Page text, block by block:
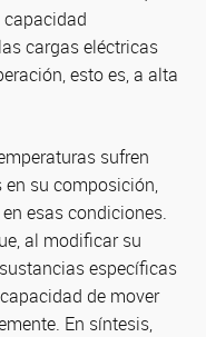
cargas eléctricas
esto es, a alta
sufren
su composición,
esas condiciones.
al modificar su
específicas
de mover
En síntesis,